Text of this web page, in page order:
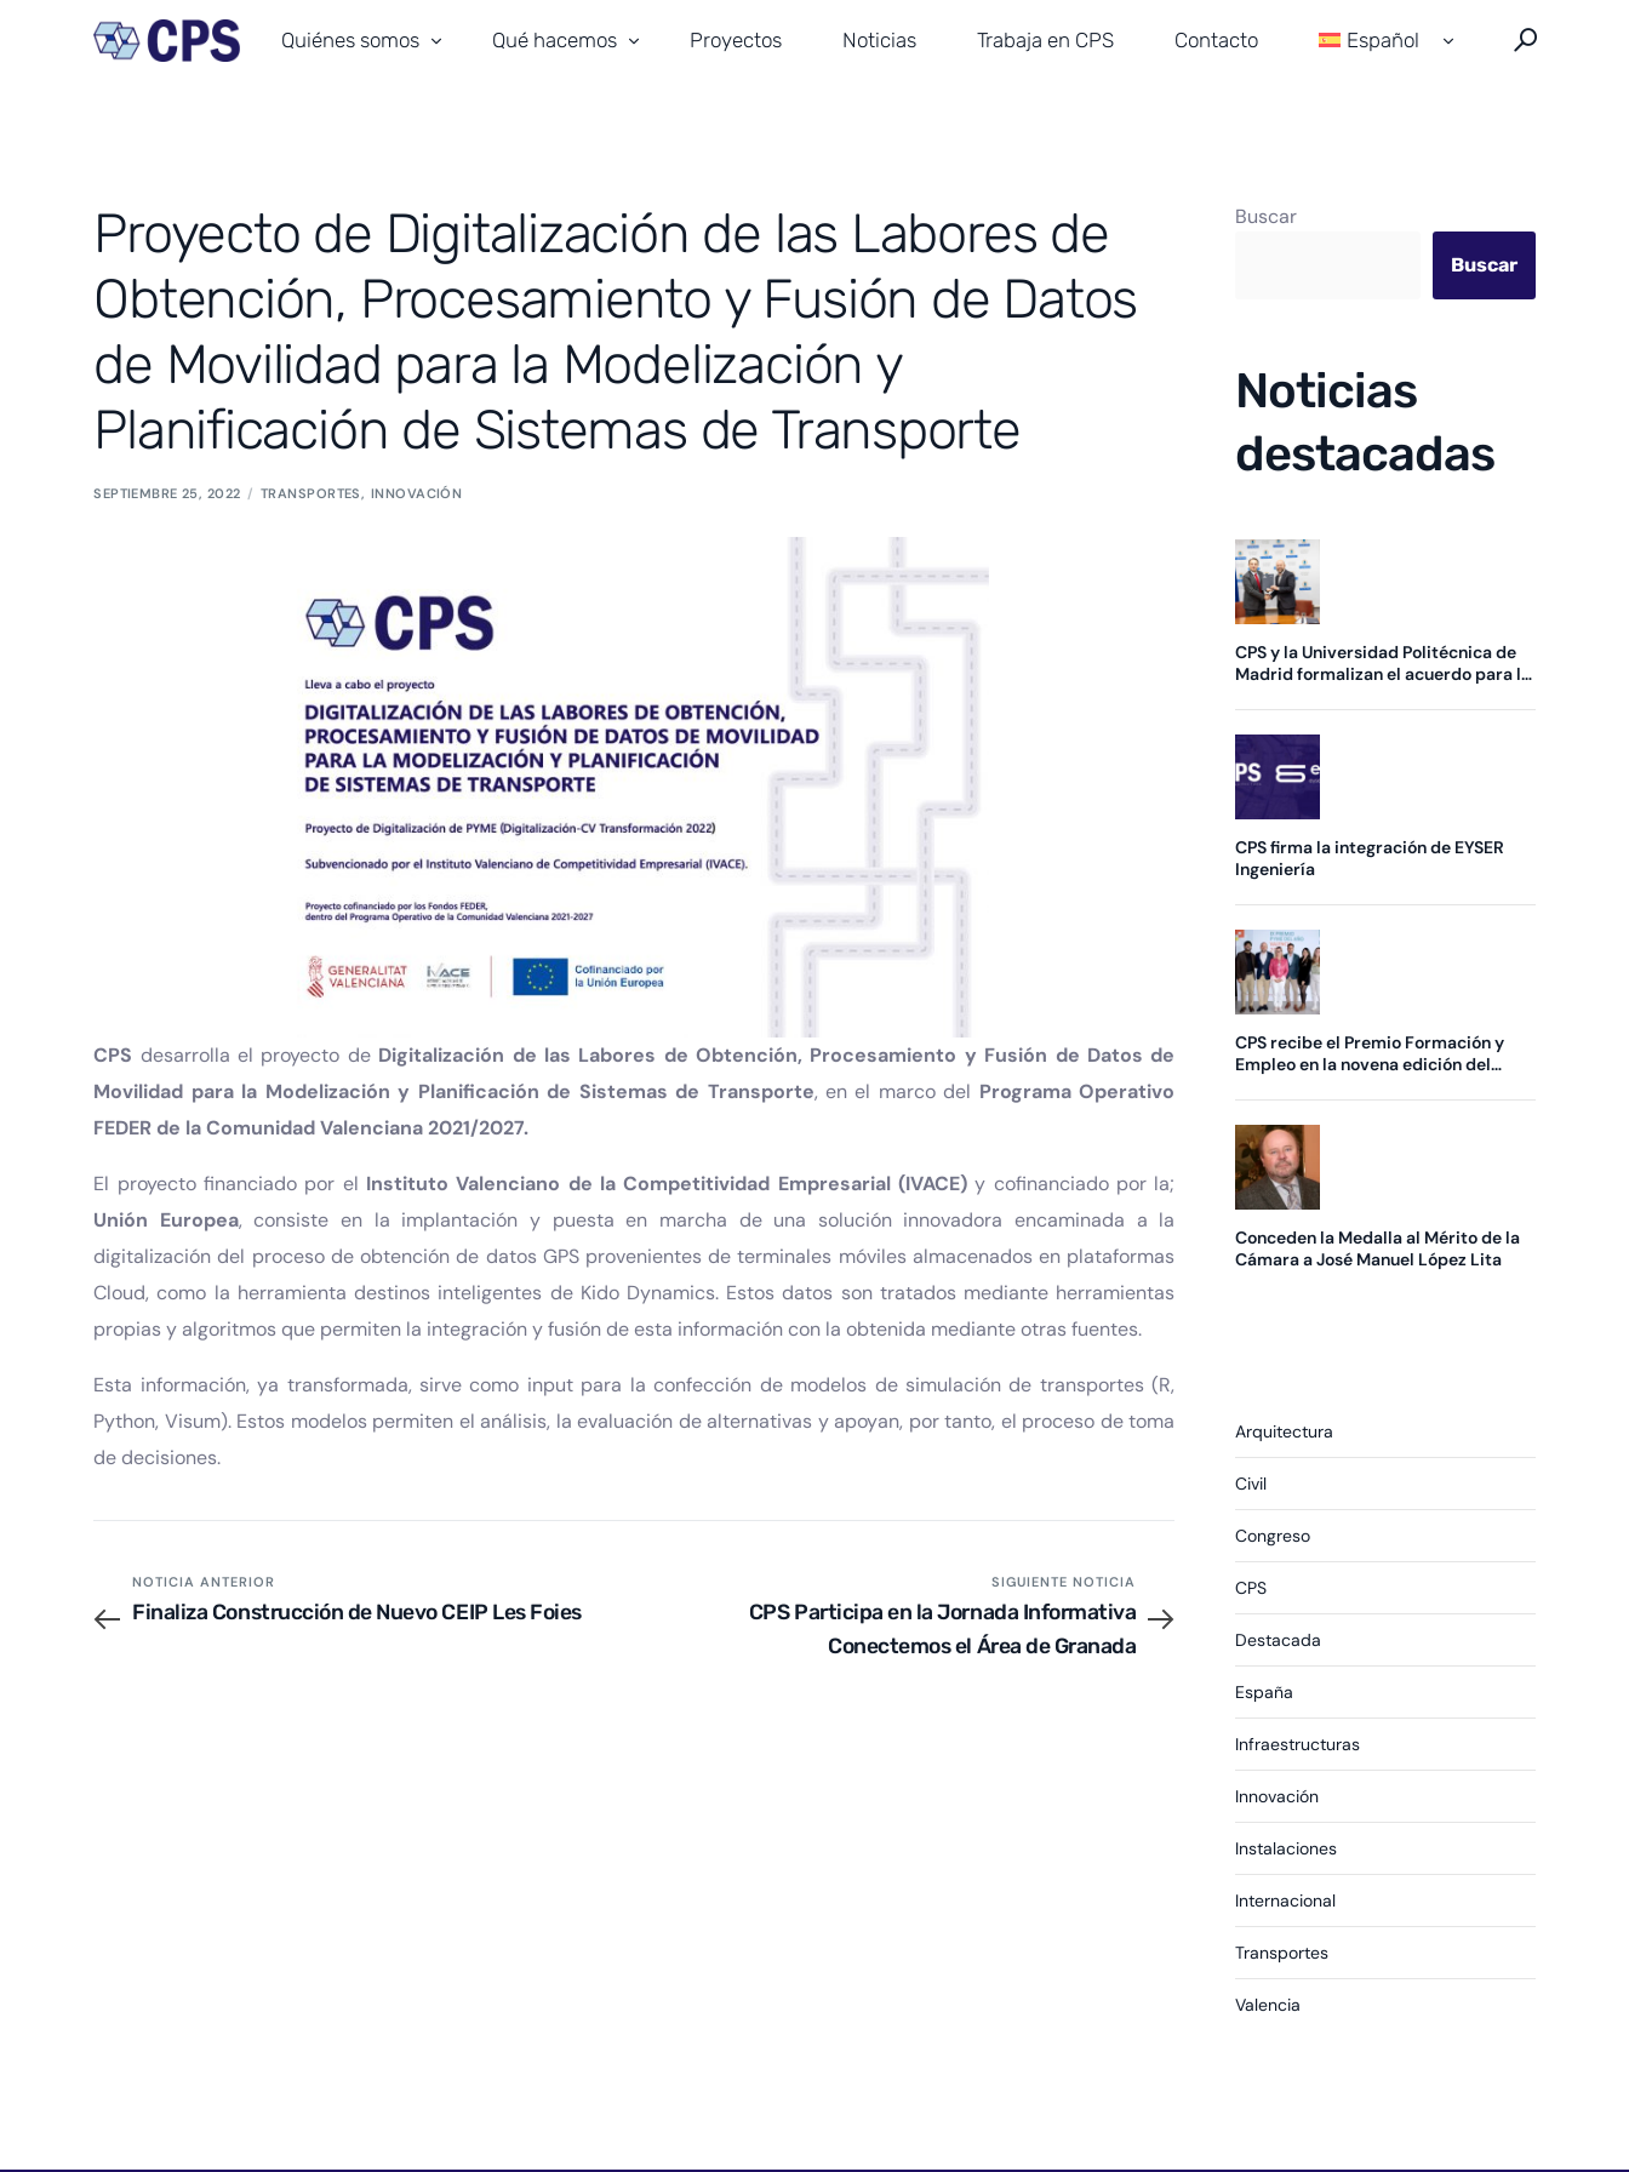
Quiénes somos
Cultura CPS
Nuestro compromiso
Certificaciones
Donde estamos
Qué hacemos
Ingeniería Civil
Arquitectura
Instalaciones e ITS
Proyectos Noticias Trabaja en CPS Contacto Español
Proyecto de Digitalización de las Labores de
Obtención, Procesamiento y Fusión de Datos
de Movilidad para la Modelización y
Planificación de Sistemas de Transporte
SEPTIEMBRE 25, 2022 TRANSPORTES, INNOVACIÓN
CPS desarrolla el proyecto de Digitalización de las Labores de Obtención, Procesamiento y Fusión de Datos de
Movilidad para la Modelización y Planificación de Sistemas de Transporte, en el marco del Programa Operativo
FEDER de la Comunidad Valenciana 2021/2027.
El proyecto financiado por el Instituto Valenciano de la Competitividad Empresarial (IVACE) y cofinanciado por la;
Unión Europea, consiste en la implantación y puesta en marcha de una solución innovadora encaminada a la
digitalización del proceso de obtención de datos GPS provenientes de terminales móviles almacenados en plataformas
Cloud, como la herramienta destinos inteligentes de Kido Dynamics. Estos datos son tratados mediante herramientas
propias y algoritmos que permiten la integración y fusión de esta información con la obtenida mediante otras fuentes.
Esta información, ya transformada, sirve como input para la confección de modelos de simulación de transportes (R,
Python, Visum). Estos modelos permiten el análisis, la evaluación de alternativas y apoyan, por tanto, el proceso de toma
de decisiones.
NOTICIA ANTERIOR
Finaliza Construcción de Nuevo CEIP Les Foies
SIGUIENTE NOTICIA
CPS Participa en la Jornada Informativa
Conectemos el Área de Granada
Buscar
Buscar
Noticias
destacadas
CPS y la Universidad Politécnica de
Madrid formalizan el acuerdo para la
CPS firma la integración de EYSER
Ingeniería
CPS recibe el Premio Formación y
Empleo en la novena edición del
Conceden la Medalla al Mérito de la
Cámara a José Manuel López Lita
Arquitectura
Civil
Congreso
CPS
Destacada
España
Infraestructuras
Innovación
Instalaciones
Internacional
Transportes
Valencia